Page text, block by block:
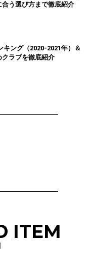
う選び方まで徹底紹介
キング（2020-2021年）＆
ラブを徹底紹介
ITEM